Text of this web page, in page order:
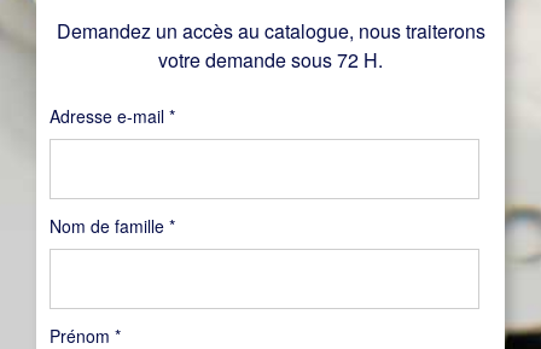
Nom de famille *
Prénom *
Demandez un accès au catalogue, nous traiterons
votre demande sous 72 H.
Adresse e-mail *Obligatoire